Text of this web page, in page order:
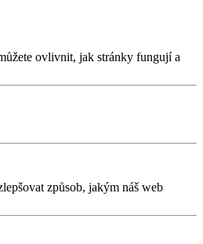
ovlivnit, jak stránky fungují a
způsob, jakým náš web